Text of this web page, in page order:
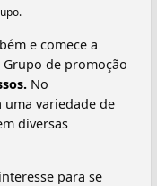
e comece a
de promoção
No
uma variedade de
diversas
para se